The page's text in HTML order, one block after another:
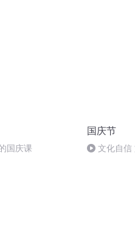
国庆课
国庆节
文化自信